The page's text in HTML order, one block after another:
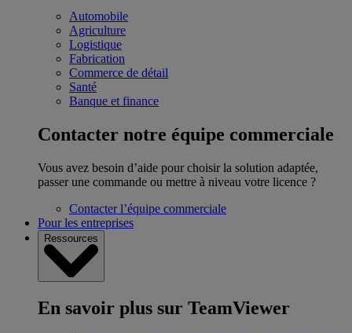
Automobile
Agriculture
Logistique
Fabrication
Commerce de détail
Santé
Banque et finance
Contacter notre équipe commerciale
Vous avez besoin d’aide pour choisir la solution adaptée,
passer une commande ou mettre à niveau votre licence ?
Contacter l’équipe commerciale
Pour les entreprises
Ressources
En savoir plus sur TeamViewer